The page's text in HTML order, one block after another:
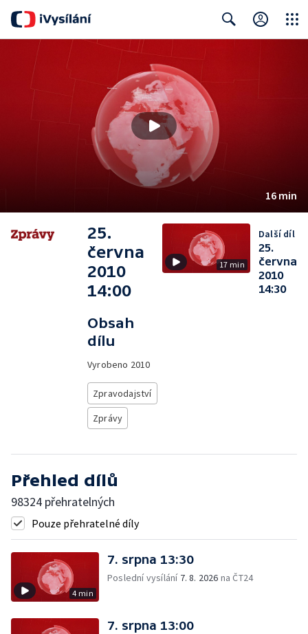
16 min
25.
června
2010
14:00
Obsah
dílu
Vyrobeno 2010
Zpravodajství
Zprávy
17 min
Další díl
25.
června
2010
14:30
Přehled dílů
98324 přehratelných
Pouze přehratelné díly
4 min
7. srpna 13:30
Poslední vysílání 7. 8. 2026 na ČT24
7. srpna 13:00